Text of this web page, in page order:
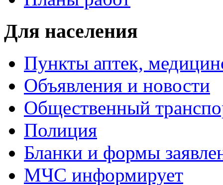
Для населения
Пункты аптек,
Объявления и новости
Общественный
Полиция
Бланки и формы
МЧС информирует